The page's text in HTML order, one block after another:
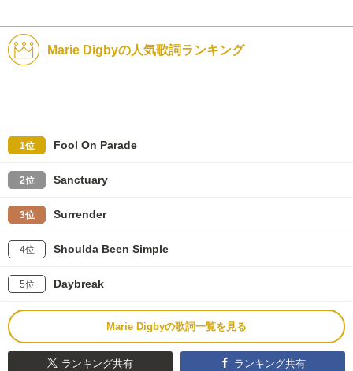
Marie Digbyの人気歌詞ランキング
1位 Fool On Parade
2位 Sanctuary
3位 Surrender
4位 Shoulda Been Simple
5位 Daybreak
Marie Digbyの歌詞一覧を見る
ランキング共有 ランキング共有